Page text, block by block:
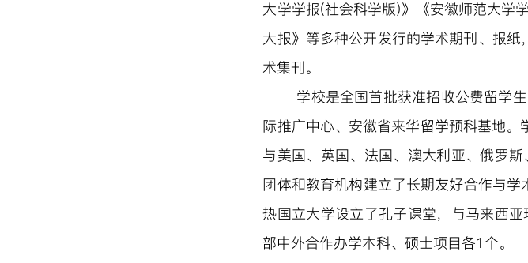
大学学报(社会科学版)》
《安徽师范大学
大报》等多种公开发行的学术期刊、报纸
术集刊。
学校是全国首批获准招收公费留学
际推广中心、安徽省来华留学预科基地
与美国、英国、法国、澳大利亚、俄罗
团体和教育机构建立了长期友好合作与
热国立大学设立了孔子课堂， 与马来西亚
部中外合作办学本科、硕士项目各1个。